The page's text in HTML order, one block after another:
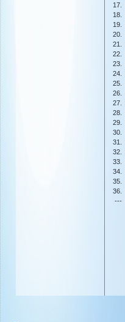
17.
18.
19.
20.
21.
22.
23.
24.
25.
26.
27.
28.
29.
30.
31.
32.
33.
34.
35.
36.
---